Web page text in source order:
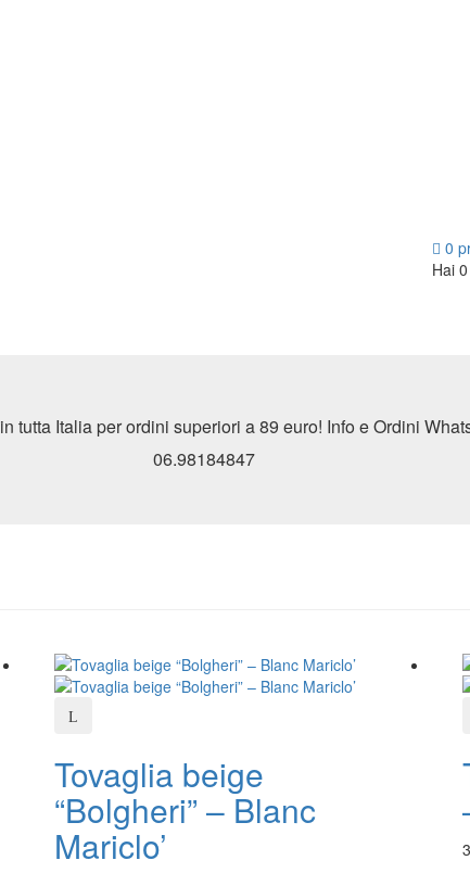
0
Hai
Marchi
in tutta Italia per ordini superiori a 89 euro! Info e Ordini
06.98184847
Tovaglia beige
“Bolgheri” – Blanc
Mariclo’